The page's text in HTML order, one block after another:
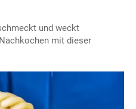
und weckt
mit dieser